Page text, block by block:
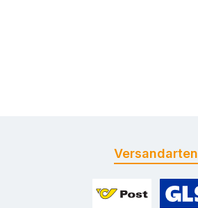
Versandarten